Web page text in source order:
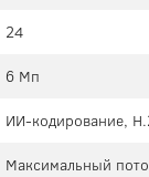
24
6 Мп
ИИ-кодирование,
Максимальный